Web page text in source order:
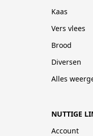
Kaas
Vers vlees
Brood
Diversen
Alles
NUTTIGE
Account